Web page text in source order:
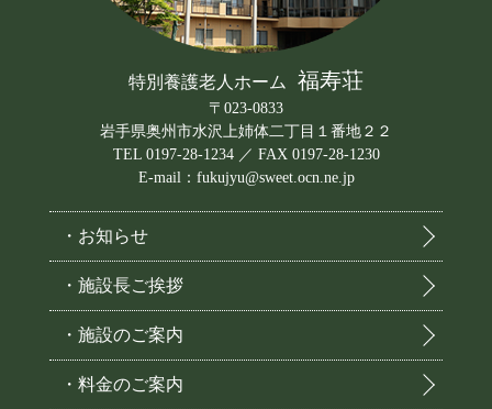
特別養護老人ホーム 福寿荘
〒023-0833
岩手県奥州市水沢上姉体二丁目１番地２２
TEL 0197-28-1234 ／ FAX 0197-28-1230
E-mail：fukujyu@sweet.ocn.ne.jp
・お知らせ
・施設長ご挨拶
・施設のご案内
・料金のご案内